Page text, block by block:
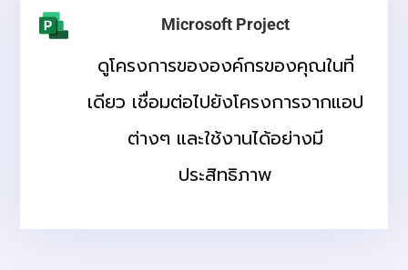
Microsoft Project
ดูโครงการขององค์กรของคุณในที่
เดียว เชื่อมต่อไปยังโครงการจากแอป
ต่างๆ และใช้งานได้อย่างมี
ประสิทธิภาพ